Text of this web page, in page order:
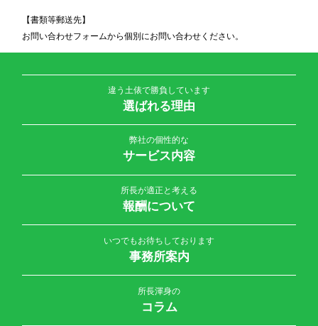
【書類等郵送先】
お問い合わせフォームから個別にお問い合わせください。
違う土俵で勝負しています
選ばれる理由
弊社の個性的な
サービス内容
所長が適正と考える
報酬について
いつでもお待ちしております
事務所案内
所長渾身の
コラム